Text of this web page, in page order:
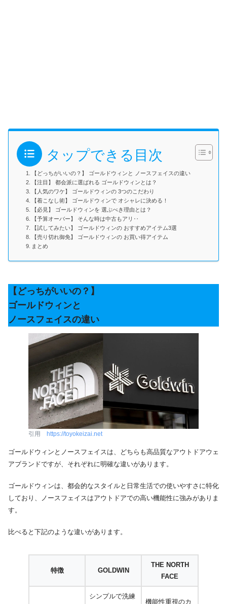
タップできる目次
【どっちがいいの？】 ゴールドウィンと ノースフェイスの違い
【注目】 都会派に選ばれる ゴールドウィンとは？
【人気のワケ】 ゴールドウィンの 3つのこだわり
【着こなし術】 ゴールドウィンで オシャレに決める！
【必見】 ゴールドウィンを 選ぶべき理由とは？
【予算オーバー】 そんな時は中古もアリ‥
【試してみたい】 ゴールドウィンの おすすめアイテム3選
【売り切れ御免】 ゴールドウィンの お買い得アイテム
まとめ
【どっちがいいの？】
ゴールドウィンと
ノースフェイスの違い
引用 https://toyokeizai.net
ゴールドウィンとノースフェイスは、どちらも高品質なアウトドアウェ
アブランドですが、それぞれに明確な違いがあります。
ゴールドウィンは、都会的なスタイルと日常生活での使いやすさに特化
しており、ノースフェイスはアウトドアでの高い機能性に強みがありま
す。
比べると下記のような違いがあります。
特徴 GOLDWIN
THE NORTH
FACE
シンプルで洗練
機能性重視のカ